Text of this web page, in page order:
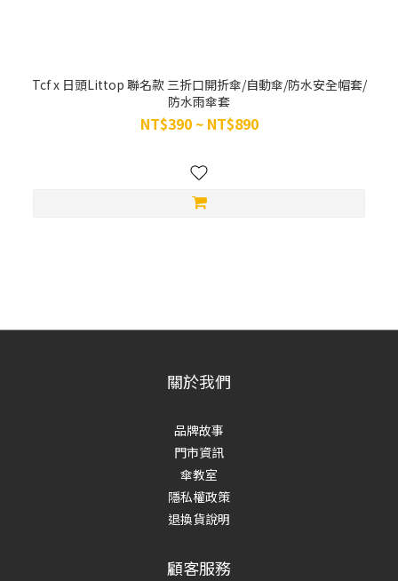
Tcf x 日頭Littop 聯名款 三折口開折傘/自動傘/防水安全帽套/
防水雨傘套
NT$390 ~ NT$890
關於我們
品牌故事
門市資訊
傘教室
隱私權政策
退換貨說明
顧客服務